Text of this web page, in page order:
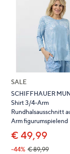
SALE
SCHIFFHAUER
Shirt 3/4-Arm
Rundhalsausschnitt
Arm figurumspielend
€ 49,99
-44% € 89,99